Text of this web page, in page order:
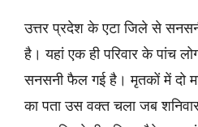
उत्तर प्रदेश के एटा जिले से
है। यहां एक ही परिवार के पांच
सनसनी फैल गई है। मृतकों में दो
का पता उस वक्त चला जब